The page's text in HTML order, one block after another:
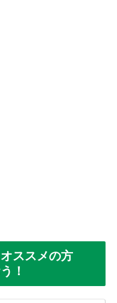
ススメの方
！